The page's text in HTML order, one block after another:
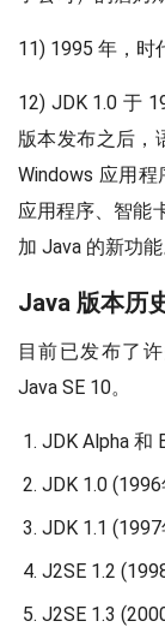
11) 1995 年，时
12) JDK 1.0 于
版本发布之后，
Windows 应用
应用程序、智能
加 Java 的新功能
Java 版本历
目前已发布了
Java SE 10。
JDK Alpha 和
JDK 1.0
JDK 1.1
J2SE 1.2
J2SE 1.3